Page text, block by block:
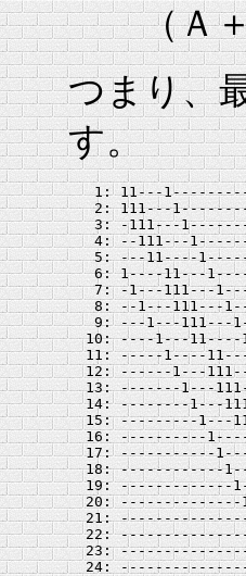
（Ａ＋Ｂ
つまり、
す。
1: 11---
2: 111---
3: -111---
4: --111---
5: ---11----
6: 1----11---
7: -1---111---
8: --1---111---
9: ---1---111---
10: ----1---
11: -----1----
12: ------1---
13: -------1---
14: --------1---
15: ---------1---
16: ----------
17: -----------
18: ------------
19: -------------
20:
21:
22:
23:
24: